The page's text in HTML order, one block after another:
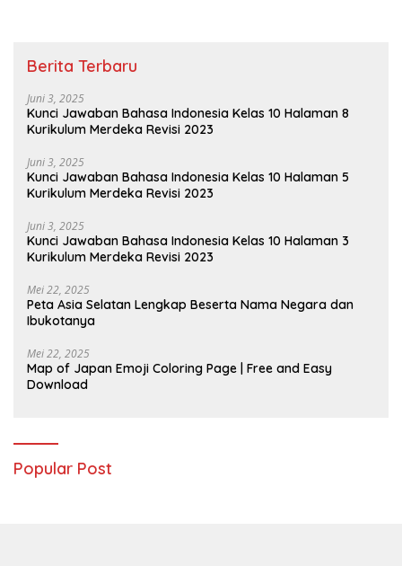
Berita Terbaru
Juni 3, 2025
Kunci Jawaban Bahasa Indonesia Kelas 10 Halaman 8
Kurikulum Merdeka Revisi 2023
Juni 3, 2025
Kunci Jawaban Bahasa Indonesia Kelas 10 Halaman 5
Kurikulum Merdeka Revisi 2023
Juni 3, 2025
Kunci Jawaban Bahasa Indonesia Kelas 10 Halaman 3
Kurikulum Merdeka Revisi 2023
Mei 22, 2025
Peta Asia Selatan Lengkap Beserta Nama Negara dan
Ibukotanya
Mei 22, 2025
Map of Japan Emoji Coloring Page | Free and Easy
Download
Popular Post